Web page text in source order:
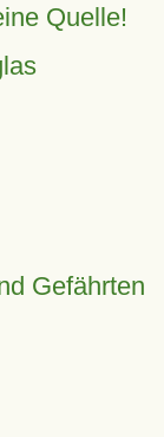
Quelle!
Gefährten